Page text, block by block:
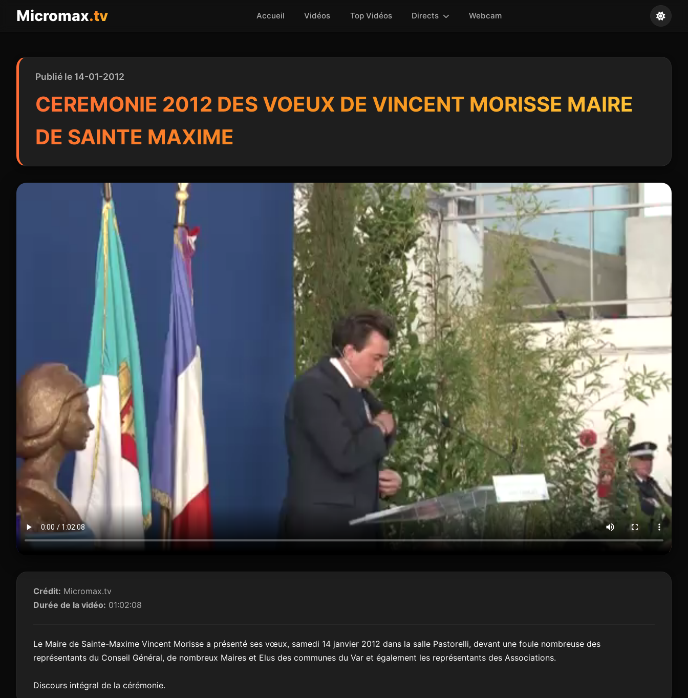
Micromax.tv Accueil Vidéos Top Vidéos Directs Webcam
Publié le 14-01-2012
CEREMONIE 2012 DES VOEUX DE VINCENT MORISSE MAIRE
DE SAINTE MAXIME
Crédit: Micromax.tv
Durée de la vidéo: 01:02:08
Le Maire de Sainte-Maxime Vincent Morisse a présenté ses vœux, samedi 14 janvier 2012 dans la salle Pastorelli, devant une foule nombreuse des
représentants du Conseil Général, de nombreux Maires et Elus des communes du Var et également les représentants des Associations.
Discours intégral de la cérémonie.